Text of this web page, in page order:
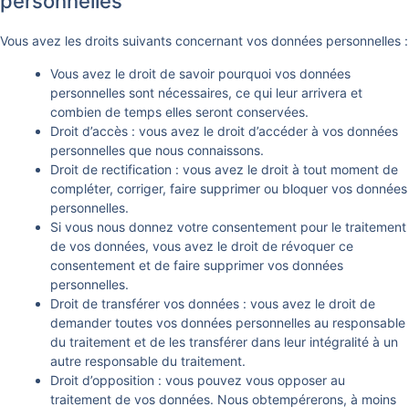
Vous avez les droits suivants concernant vos données personnelles :
Vous avez le droit de savoir pourquoi vos données
personnelles sont nécessaires, ce qui leur arrivera et
combien de temps elles seront conservées.
Droit d’accès : vous avez le droit d’accéder à vos données
personnelles que nous connaissons.
Droit de rectification : vous avez le droit à tout moment de
compléter, corriger, faire supprimer ou bloquer vos données
personnelles.
Si vous nous donnez votre consentement pour le traitement
de vos données, vous avez le droit de révoquer ce
consentement et de faire supprimer vos données
personnelles.
Droit de transférer vos données : vous avez le droit de
demander toutes vos données personnelles au responsable
du traitement et de les transférer dans leur intégralité à un
autre responsable du traitement.
Droit d’opposition : vous pouvez vous opposer au
traitement de vos données. Nous obtempérerons, à moins